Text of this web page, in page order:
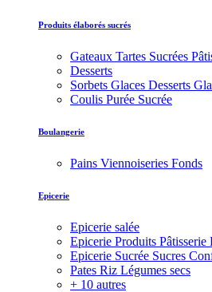
Produits élaborés sucrés
Gateaux Tartes Sucrées
Desserts
Sorbets Glaces Desserts
Coulis Purée Sucrée
Boulangerie
Pains Viennoiseries Fonds
Epicerie
Epicerie salée
Epicerie Produits Pâtisserie
Epicerie Sucrée Sucres
Pates Riz Légumes secs
+ 10 autres